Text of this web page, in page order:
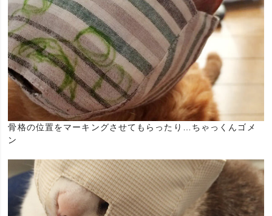
骨格の位置をマーキングさせてもらったり…ちゃっくんゴメ
ン